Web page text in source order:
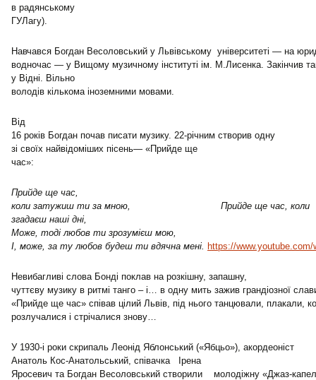
в радянському
ГУЛагу).
Навчався Богдан Весоловський у Львівському університеті — на
водночас — у Вищому музичному інституті ім. М.Лисенка. Закінчив
у Відні. Вільно
володів кількома іноземними мовами.
Від
16 років Богдан почав писати музику. 22-річним створив одну
зі своїх найвідоміших пісень— «Прийде ще
час»:
Прийде ще час,
коли затужиш ти за мною, Прийде ще час, коли
згадаєш наші дні,
Може, тоді любов ти зрозумієш мою,
І, може, за ту любов будеш ти вдячна мені. https://
Невибагливі слова Бонді поклав на розкішну, запашну,
чуттєву музику в ритмі танго – і… в одну мить зажив грандіозної
«Прийде ще час» співав цілий Львів, під нього танцювали, плакали,
розлучалися і стрічалися знову…
У 1930-і роки скрипаль Леонід Яблонський («Ябцьо»), акордеоніст
Анатоль Кос-Анатольський, співачка Ірена
Яросевич та Богдан Весоловський створили молодіжну «Джаз-